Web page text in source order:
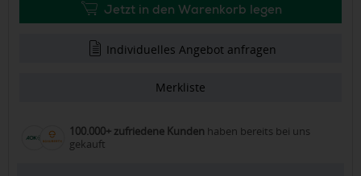
Jetzt in den Warenkorb legen
Individuelles Angebot anfragen
Merkliste
100.000+ zufriedene Kunden haben bereits bei uns
gekauft